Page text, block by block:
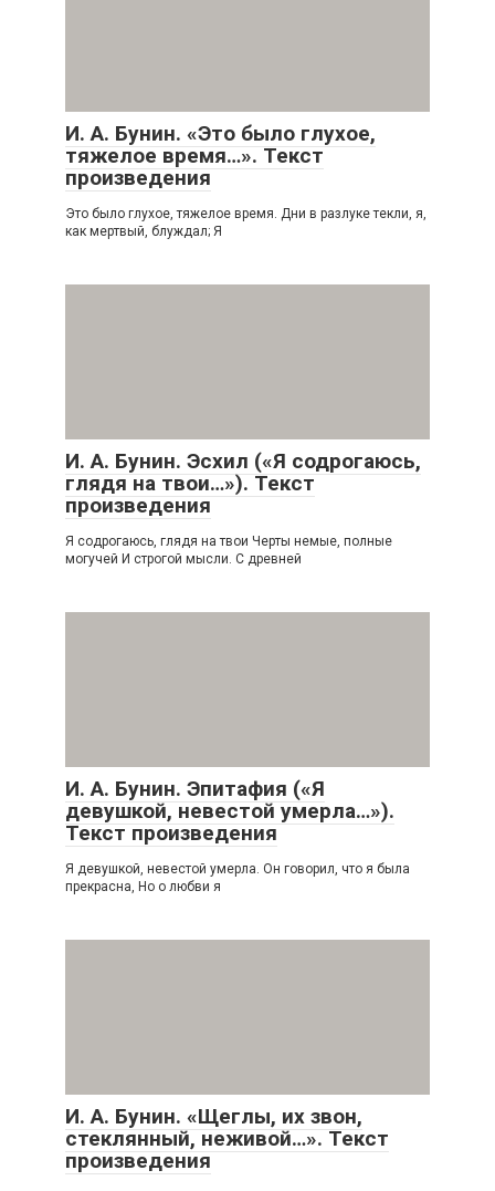
И. А. Бунин. «Это было глухое,
тяжелое время…». Текст
произведения
Это было глухое, тяжелое время. Дни в разлуке текли, я,
как мертвый, блуждал; Я
И. А. Бунин. Эсхил («Я содрогаюсь,
глядя на твои…»). Текст
произведения
Я содрогаюсь, глядя на твои Черты немые, полные
могучей И строгой мысли. С древней
И. А. Бунин. Эпитафия («Я
девушкой, невестой умерла…»).
Текст произведения
Я девушкой, невестой умерла. Он говорил, что я была
прекрасна, Но о любви я
И. А. Бунин. «Щеглы, их звон,
стеклянный, неживой…». Текст
произведения